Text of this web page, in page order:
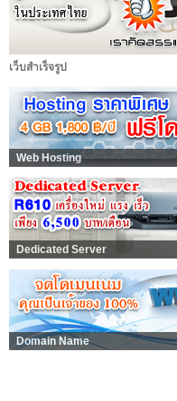
เว็บสำเร็จรูป
Web Hosting
Dedicated Server
Domain Name